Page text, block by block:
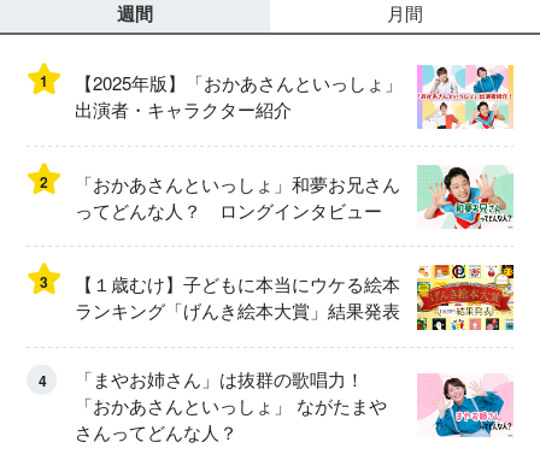
週間 月間
1
【2025年版】「おかあさんといっしょ」
出演者・キャラクター紹介
2
「おかあさんといっしょ」和夢お兄さん
ってどんな人？ ロングインタビュー
3
【１歳むけ】子どもに本当にウケる絵本
ランキング「げんき絵本大賞」結果発表
4
「まやお姉さん」は抜群の歌唱力！
「おかあさんといっしょ」 ながたまや
さんってどんな人？